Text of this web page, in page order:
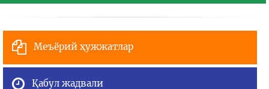
Меъёрий ҳужжатлар
Қабул жадвали